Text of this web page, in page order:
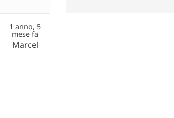
1 anno, 5
mese fa
Marcel